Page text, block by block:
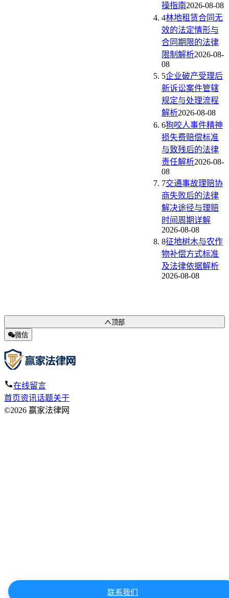
操指南2026-08-08
4林地租赁合同无
效的法定情形与
合同期限的法律
限制解析2026-08-
08
5企业破产受理后
新诉讼案件管辖
规定与处理流程
解析2026-08-08
6狗咬人事件精神
损失费赔偿标准
与致残后的法律
责任解析2026-08-
08
7交通事故理赔协
商失败后的法律
解决途径与理赔
时间周期详解
2026-08-08
8征地树木与农作
物补偿方式标准
及法律依据解析
2026-08-08
顶部
微信
联系我们
在线留言
首页资讯话题关于
©2026 赢家法律网